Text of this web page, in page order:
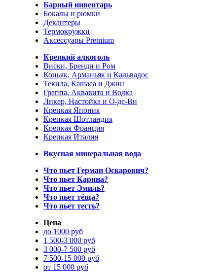
Барный инвентарь
Бокалы и рюмки
Декантеры
Термокружки
Аксессуары Premium
Крепкий алкоголь
Виски, Бренди и Ром
Коньяк, Арманьяк и Кальвадос
Текила, Кашаса и Джин
Граппа, Аквавита и Водка
Ликер, Настойка и О-де-Ви
Крепкая Япония
Крепкая Шотландия
Крепкая Франция
Крепкая Италия
Вкусная минеральная вода
Что пьет Герман Оскарович?
Что пьет Карина?
Что пьет Эмиль?
Что пьет тёща?
Что пьет тесть?
Цена
до 1000 руб
1 500-3 000 руб
3 000-7 500 руб
7 500-15 000 руб
от 15 000 руб